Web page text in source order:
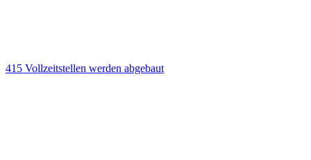
415 Vollzeitstellen werden abgebaut